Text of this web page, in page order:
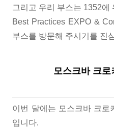
그리고 우리 부스는 1352에
Best Practices EXPO &
부스를 방문해 주시기를 진
모스크바 크
이번 달에는 모스크바 크로
입니다.